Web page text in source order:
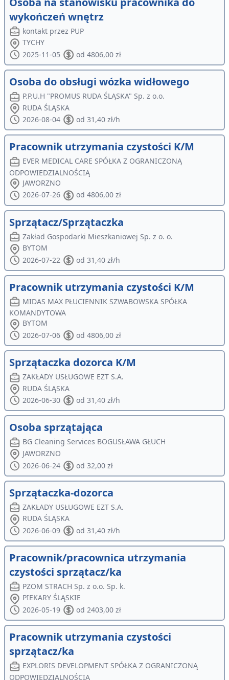
wykończeń wnętrz
kontakt przez PUP
TYCHY
2025-11-05
od 4806,00 zł
Osoba do obsługi wózka widłowego
P.P.U.H "PROMUS RUDA ŚLĄSKA" Sp. z o.o.
RUDA ŚLĄSKA
2026-08-04
od 31,40 zł/h
Pracownik utrzymania czystości K/M
EVER MEDICAL CARE SPÓŁKA Z OGRANICZONĄ
ODPOWIEDZIALNOŚCIĄ
JAWORZNO
2026-07-26
od 4806,00 zł
Sprzątacz/Sprzątaczka
Zakład Gospodarki Mieszkaniowej Sp. z o. o.
BYTOM
2026-07-22
od 31,40 zł/h
Pracownik utrzymania czystości K/M
MIDAS MAX PŁUCIENNIK SZWABOWSKA SPÓŁKA
KOMANDYTOWA
BYTOM
2026-07-06
od 4806,00 zł
Sprzątaczka dozorca K/M
ZAKŁADY USŁUGOWE EZT S.A.
RUDA ŚLĄSKA
2026-06-30
od 31,40 zł/h
Osoba sprzątająca
BG Cleaning Services BOGUSŁAWA GŁUCH
JAWORZNO
2026-06-24
od 32,00 zł
Sprzątaczka-dozorca
ZAKŁADY USŁUGOWE EZT S.A.
RUDA ŚLĄSKA
2026-06-09
od 31,40 zł/h
Pracownik/pracownica utrzymania
czystości sprzątacz/ka
PZOM STRACH Sp. z o.o. Sp. k.
PIEKARY ŚLĄSKIE
2026-05-19
od 2403,00 zł
Pracownik utrzymania czystości
sprzątacz/ka
EXPLORIS DEVELOPMENT SPÓŁKA Z OGRANICZONĄ
ODPOWIEDZIALNOŚCIĄ